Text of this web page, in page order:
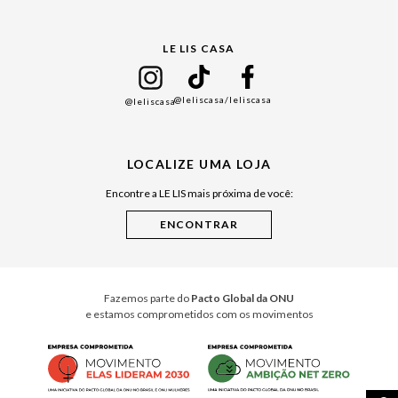
Cuidados Casa
LE LIS CASA
@leliscasa@leliscasa/leliscasa
LOCALIZE UMA LOJA
Encontre a LE LIS mais próxima de você:
Fazemos parte do Pacto Global da ONU
e estamos comprometidos com os movimentos